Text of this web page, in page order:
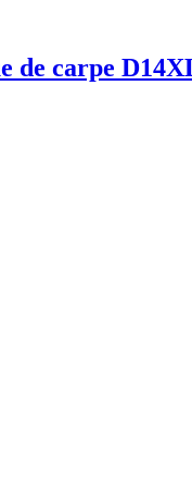
de carpe